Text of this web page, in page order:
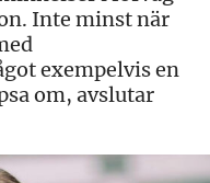
Inte minst när
exempelvis en
om, avslutar